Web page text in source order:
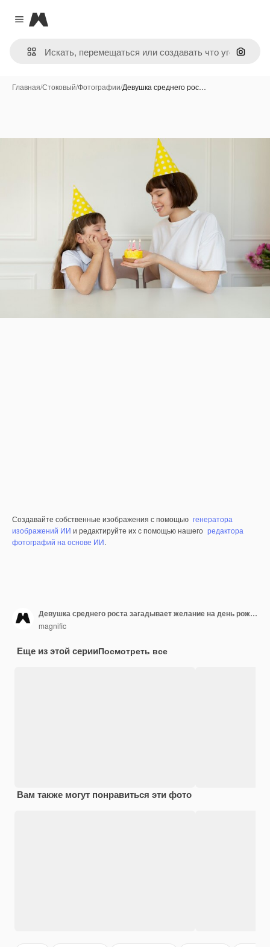
Close menu
Magnific
Поиск
Главная/Стоковый/Фотографии/Девушка среднего рос…
Создавайте собственные изображения с помощью генератора
изображений ИИ и редактируйте их с помощью нашего редактора
фотографий на основе ИИ.
Девушка среднего роста загадывает желание на день рождения
magnific
Еще из этой серииПосмотреть все
Вам также могут понравиться эти фото